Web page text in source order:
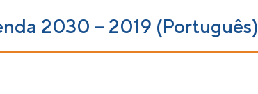
2030 – 2019 (Português)